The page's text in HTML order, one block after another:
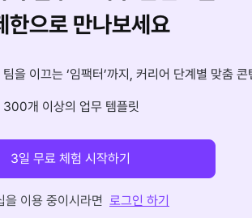
한으로 만나보세요
을 이끄는 ‘임팩터’까지, 커리어 단계별 맞춤 콘
300개 이상의 업무 템플릿
3일 무료 체험 시작하기
을 이용 중이시라면 로그인 하기